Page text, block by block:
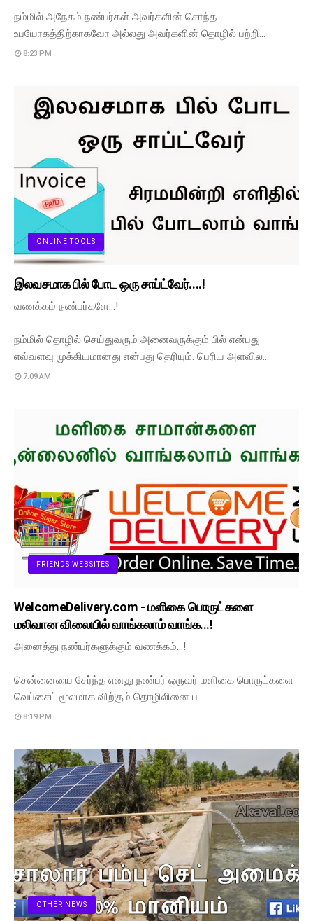
நம்மில் அநேகம் நண்பர்கள் அவர்களின் சொந்த
உபயோகத்திற்காகவோ அல்லது அவர்களின் தொழில் பற்றி…
8:23 PM
ONLINE TOOLS
இலவசமாக பில் போட ஒரு சாப்ட்வேர்....!
வணக்கம் நண்பர்களே...!
நம்மில் தொழில் செய்துவரும் அனைவருக்கும் பில் என்பது
எவ்வளவு முக்கியமானது என்பது தெரியும். பெரிய அளவில…
7:09 AM
FRIENDS WEBSITES
WelcomeDelivery.com - மளிகை பொருட்களை
மலிவான விலையில் வாங்கலாம் வாங்க...!
அனைத்து நண்பர்களுக்கும் வணக்கம்...!
சென்னையை சேர்ந்த எனது நண்பர் ஒருவர் மளிகை பொருட்களை
வெப்சைட் மூலமாக விற்கும் தொழிலினை ப…
8:19 PM
OTHER NEWS